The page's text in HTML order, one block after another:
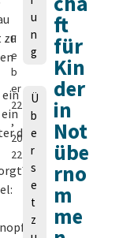
zu
ein
dem
ls
F
e
b
er
22
,
20
22
u
n
g
Ü
b
e
r
s
e
t
z
ft
für
Kin
der
in
Not
übe
rno
m
me